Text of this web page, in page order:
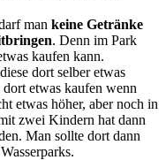
man keine Getränke
. Denn im Park
kaufen kann.
dort selber etwas
etwas kaufen wenn
etwas höher, aber noch in
zwei Kindern hat dann
Man sollte dort dann